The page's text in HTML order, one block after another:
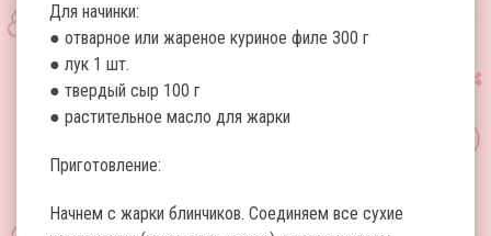
Для начинки:
● отварное или жареное куриное филе 300 г
● лук 1 шт.
● твердый сыр 100 г
● растительное масло для жарки
Приготовление:
Начнем с жарки блинчиков. Соединяем все сухие